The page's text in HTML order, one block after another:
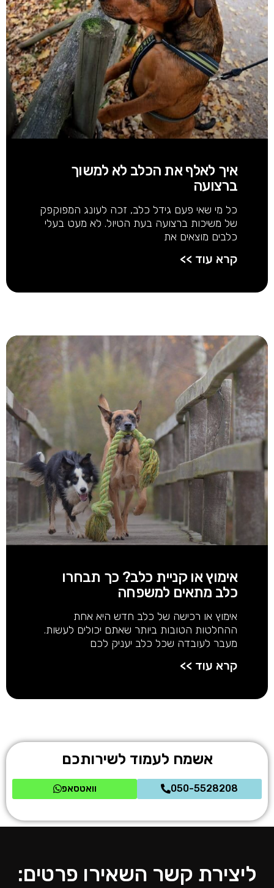
איך לאלף את הכלב לא למשוך
ברצועה
כל מי שאי פעם גידל כלב, זכה לעונג המפוקפק
של משיכות ברצועה בעת הטיול. לא מעט בעלי
כלבים מוצאים את
קרא עוד >>
אימוץ או קניית כלב? כך תבחרו
כלב מתאים למשפחה
אימוץ או רכישה של כלב חדש היא אחת
ההחלטות הטובות ביותר שאתם יכולים לעשות.
מעבר לעובדה שכל כלב יעניק לכם
קרא עוד >>
אשמח לעמוד לשירותכם
050-5528208 וואטסאפ
ליצירת קשר השאירו פרטים: